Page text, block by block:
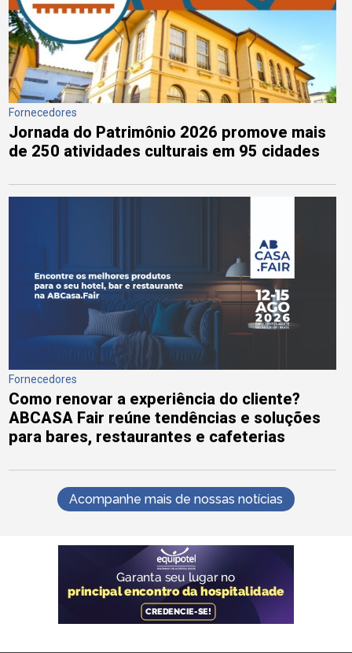
Fornecedores
Jornada do Patrimônio 2026 promove mais
de 250 atividades culturais em 95 cidades
Fornecedores
Como renovar a experiência do cliente?
ABCASA Fair reúne tendências e soluções
para bares, restaurantes e cafeterias
Acompanhe mais de nossas notícias